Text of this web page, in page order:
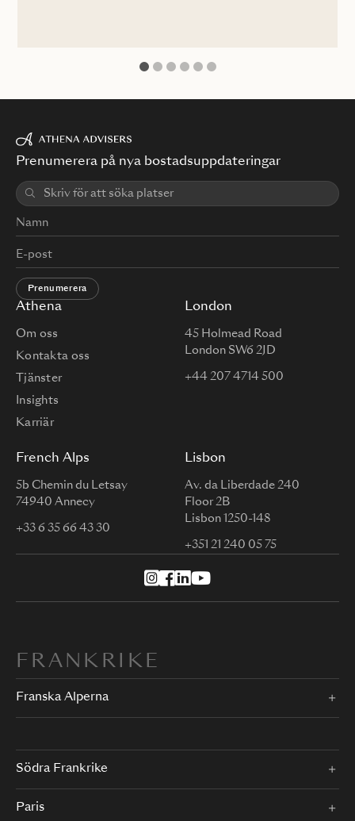
1 2 3
Athena
Om oss
Kontakta oss
Tjänster
Insights
Karriär
London
45 Holmead Road
London SW6 2JD
+44 207 4714 500
French Alps
5b Chemin du Letsay
74940 Annecy
+33 6 35 66 43 30
Lisbon
Av. da Liberdade 240
Floor 2B
Lisbon 1250-148
+351 21 240 05 75
Prenumerera på nya bostadsuppdateringar
Prenumerera
FRANKRIKE
Franska Alperna
Södra Frankrike
Paris